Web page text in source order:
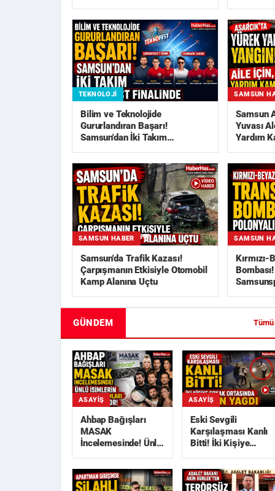
TEKNOLOJI
Bilim ve Teknolojide
Gururlandıran Başarı!
Samsun'dan İki Takım
SAMSUN
Samsun
Yuvası
Yardım
SAMSUN HABER
Samsun'da Trafik Kazası!
Çarpışmanın Etkisiyle Otomobil
Kamp Alanına Uçtu
SAMSUN
GÜNDEM
ASAYIŞ
Ahbap Bağışları
MASAK
İncelemesinde! Ünlü
Yardımları
Araştırılı...
ASAYIŞ
Eski Sevgili
Karşılaşması Kanlı
Bitti! İki Kişiye
Kurşun Yağdı